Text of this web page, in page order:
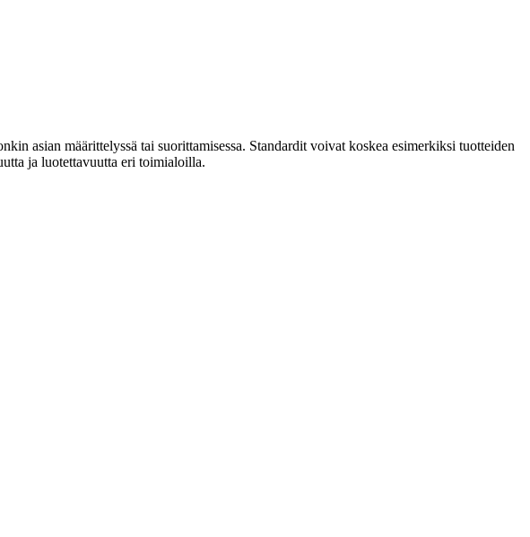
asian määrittelyssä tai suorittamisessa. Standardit voivat koskea esimerkiksi tuotteiden
ja luotettavuutta eri toimialoilla.